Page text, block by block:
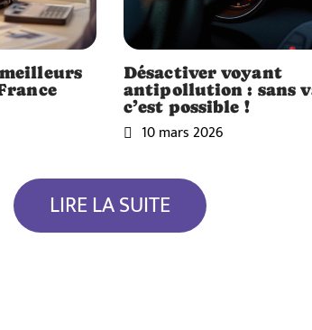
Désactiver voyant
antipollution : sans
c’est possible !
10 mars 2026
LIRE LA SUITE